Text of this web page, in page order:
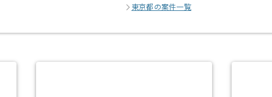
東京都の案件一覧